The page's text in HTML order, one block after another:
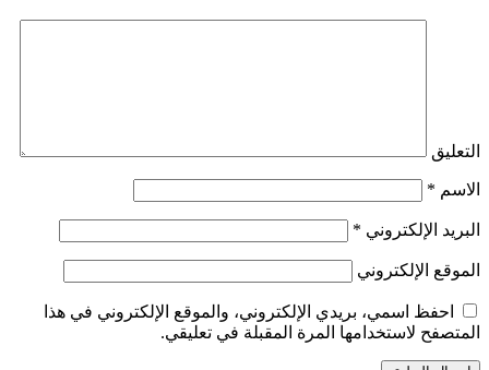
التعليق
الاسم *
البريد الإلكتروني *
الموقع الإلكتروني
احفظ اسمي، بريدي الإلكتروني، والموقع الإلكتروني في هذا
المتصفح لاستخدامها المرة المقبلة في تعليقي.